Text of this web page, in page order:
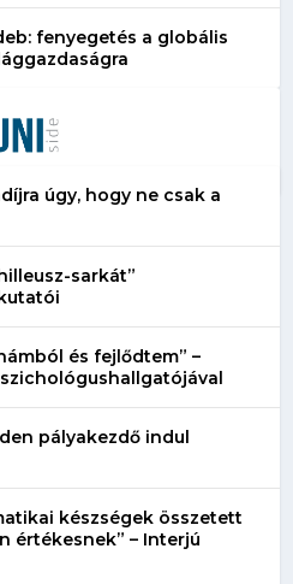
fenyegetés a globális
úgy, hogy ne csak a
sarkát”
és fejlődtem” –
pályakezdő indul
készségek összetett
értékesnek” – Interjú